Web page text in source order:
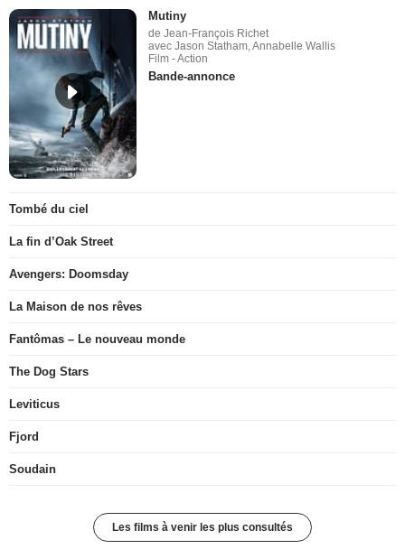
Mutiny
de Jean-François Richet
avec Jason Statham, Annabelle Wallis
Film - Action
Bande-annonce
Tombé du ciel
La fin d’Oak Street
Avengers: Doomsday
La Maison de nos rêves
Fantômas – Le nouveau monde
The Dog Stars
Leviticus
Fjord
Soudain
Les films à venir les plus consultés